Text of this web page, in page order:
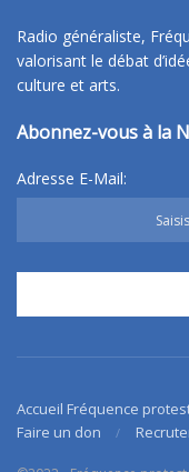
Radio généraliste,
valorisant le débat
culture et arts.
Abonnez-vous à la
Adresse E-Mail:
Accueil Fréquence
Faire un don